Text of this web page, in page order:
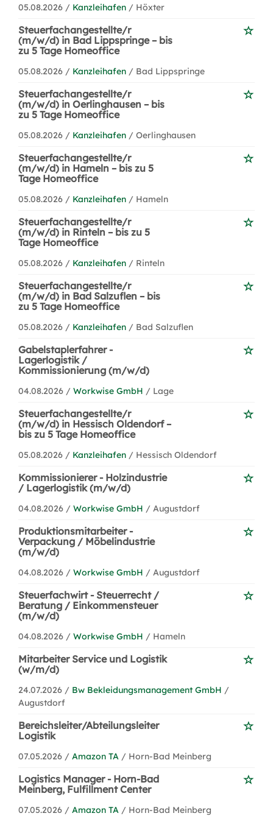
05.08.2026 / Kanzleihafen / Höxter
Steuerfachangestellte/r
(m/w/d) in Bad Lippspringe – bis
zu 5 Tage Homeoffice
05.08.2026 / Kanzleihafen / Bad Lippspringe
Steuerfachangestellte/r
(m/w/d) in Oerlinghausen – bis
zu 5 Tage Homeoffice
05.08.2026 / Kanzleihafen / Oerlinghausen
Steuerfachangestellte/r
(m/w/d) in Hameln – bis zu 5
Tage Homeoffice
05.08.2026 / Kanzleihafen / Hameln
Steuerfachangestellte/r
(m/w/d) in Rinteln – bis zu 5
Tage Homeoffice
05.08.2026 / Kanzleihafen / Rinteln
Steuerfachangestellte/r
(m/w/d) in Bad Salzuflen – bis
zu 5 Tage Homeoffice
05.08.2026 / Kanzleihafen / Bad Salzuflen
Gabelstaplerfahrer -
Lagerlogistik /
Kommissionierung (m/w/d)
04.08.2026 / Workwise GmbH / Lage
Steuerfachangestellte/r
(m/w/d) in Hessisch Oldendorf –
bis zu 5 Tage Homeoffice
05.08.2026 / Kanzleihafen / Hessisch Oldendorf
Kommissionierer - Holzindustrie
/ Lagerlogistik (m/w/d)
04.08.2026 / Workwise GmbH / Augustdorf
Produktionsmitarbeiter -
Verpackung / Möbelindustrie
(m/w/d)
04.08.2026 / Workwise GmbH / Augustdorf
Steuerfachwirt - Steuerrecht /
Beratung / Einkommensteuer
(m/w/d)
04.08.2026 / Workwise GmbH / Hameln
Mitarbeiter Service und Logistik
(w/m/d)
24.07.2026 / Bw Bekleidungsmanagement GmbH /
Augustdorf
Bereichsleiter/Abteilungsleiter
Logistik
07.05.2026 / Amazon TA / Horn-Bad Meinberg
Logistics Manager - Horn-Bad
Meinberg, Fulfillment Center
07.05.2026 / Amazon TA / Horn-Bad Meinberg